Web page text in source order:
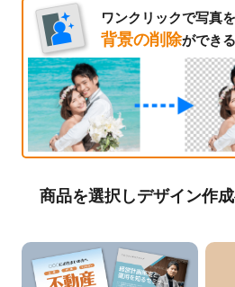
ワンクリックで写真を
背景の削除ができ
商品を選択しデザイン作